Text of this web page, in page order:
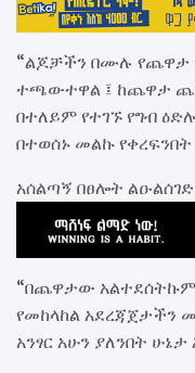
“ልጆቻችን በሙሉ የጨዋታ
ተጫውተዋል ፤ ከጨዋታ
በተለይም የተገኙ የግብ
በተወሰኑ መልኩ
አሰልጣኝ በፀሎት
“በጨዋታው አልተደሰትኩም
የመከላከል አደረጃጀታችን
አንፃር አሁን ያለንበት